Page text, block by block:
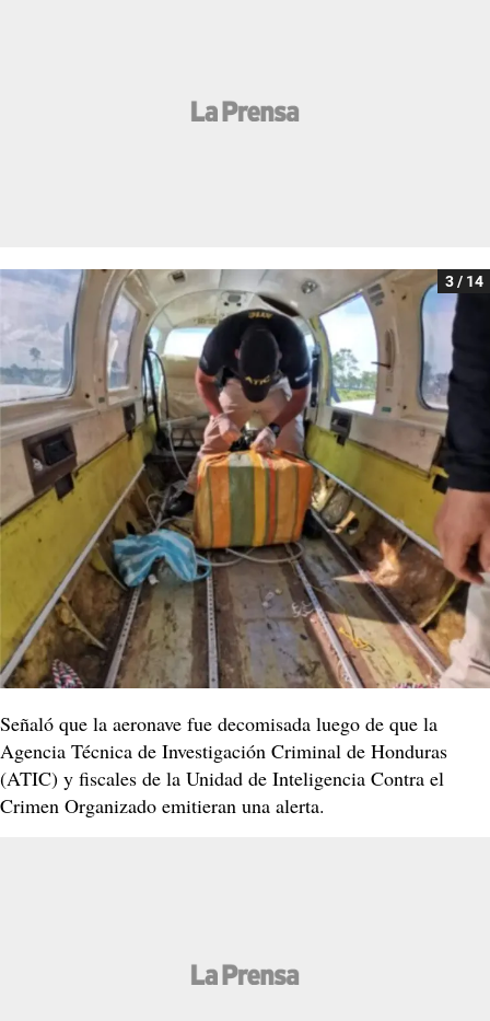
3 / 14
Señaló que la aeronave fue decomisada luego de que la
Agencia Técnica de Investigación Criminal de Honduras
(ATIC) y fiscales de la Unidad de Inteligencia Contra el
Crimen Organizado emitieran una alerta.